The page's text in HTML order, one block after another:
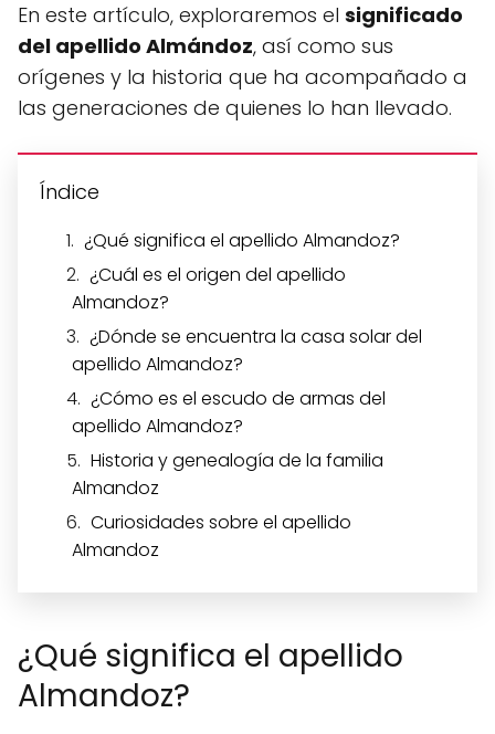
En este artículo, exploraremos el significado
del apellido Almándoz, así como sus
orígenes y la historia que ha acompañado a
las generaciones de quienes lo han llevado.
Índice
¿Qué significa el apellido Almandoz?
¿Cuál es el origen del apellido
Almandoz?
¿Dónde se encuentra la casa solar del
apellido Almandoz?
¿Cómo es el escudo de armas del
apellido Almandoz?
Historia y genealogía de la familia
Almandoz
Curiosidades sobre el apellido
Almandoz
¿Qué significa el apellido
Almandoz?